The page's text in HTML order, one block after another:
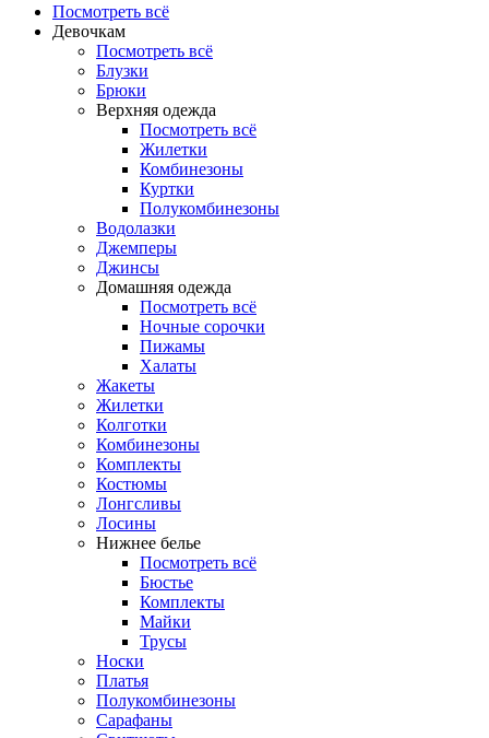
Посмотреть всё
Девочкам
Посмотреть всё
Блузки
Брюки
Верхняя одежда
Посмотреть всё
Жилетки
Комбинезоны
Куртки
Полукомбинезоны
Водолазки
Джемперы
Джинсы
Домашняя одежда
Посмотреть всё
Ночные сорочки
Пижамы
Халаты
Жакеты
Жилетки
Колготки
Комбинезоны
Комплекты
Костюмы
Лонгсливы
Лосины
Нижнее белье
Посмотреть всё
Бюстье
Комплекты
Майки
Трусы
Носки
Платья
Полукомбинезоны
Сарафаны